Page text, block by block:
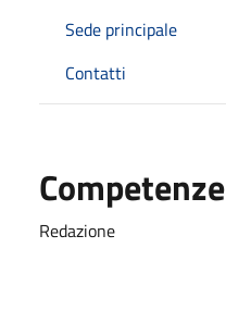
Sede principale
Contatti
Competenze
Redazione